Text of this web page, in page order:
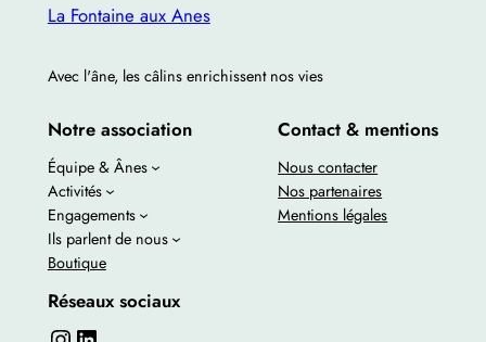
La Fontaine aux Anes
Avec l'âne, les câlins enrichissent nos vies
Notre association
Équipe & Ânes
Activités
Engagements
Ils parlent de nous
Boutique
Contact & mentions
Nous contacter
Nos partenaires
Mentions légales
Réseaux sociaux